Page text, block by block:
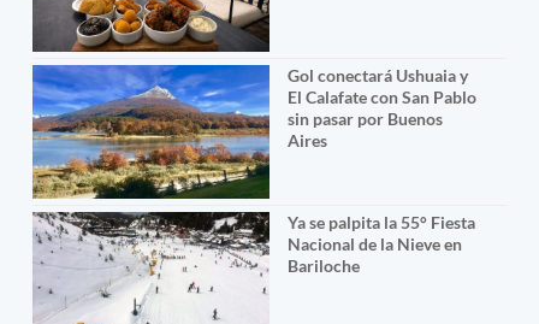
Gol conectará Ushuaia y
El Calafate con San Pablo
sin pasar por Buenos
Aires
Ya se palpita la 55° Fiesta
Nacional de la Nieve en
Bariloche